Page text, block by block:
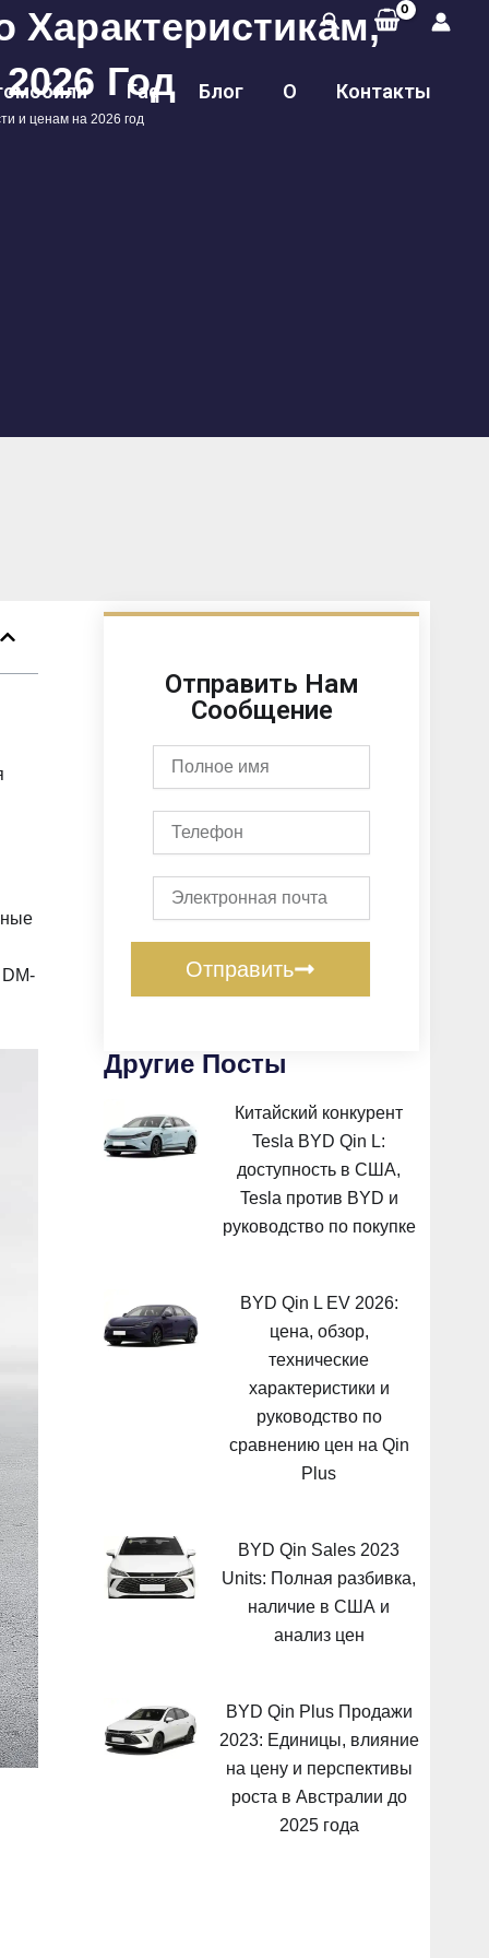
Поиск
Faq Блог О Контакты
Характеристикам,
Год
и ценам на 2026 год
Отправить Нам
Сообщение
имя
почта
Отправить
Другие Посты
Китайский конкурент
Tesla BYD Qin L:
доступность в США,
Tesla против BYD и
руководство по покупке
BYD Qin L EV 2026:
цена, обзор,
технические
характеристики и
руководство по
сравнению цен на Qin
Plus
BYD Qin Sales 2023
Units: Полная разбивка,
наличие в США и
анализ цен
BYD Qin Plus Продажи
2023: Единицы, влияние
на цену и перспективы
роста в Австралии до
2025 года